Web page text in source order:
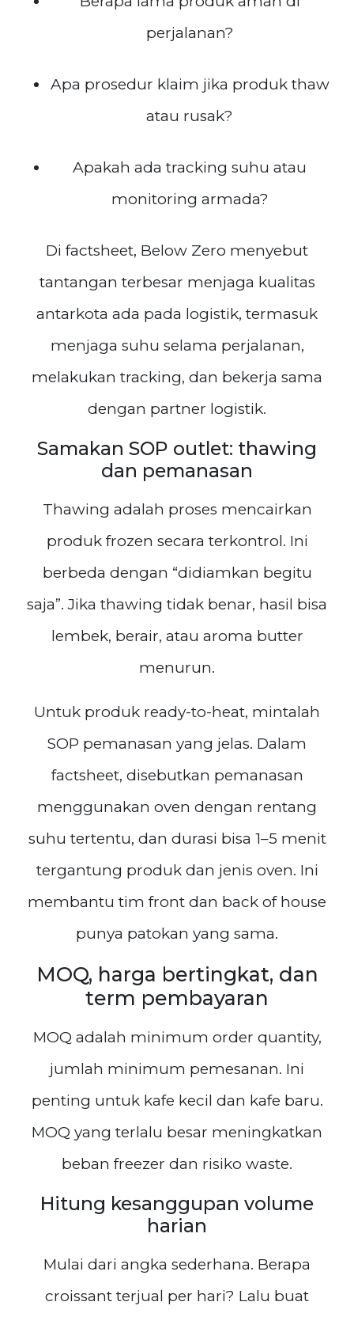
perjalanan?
Apa prosedur klaim jika produk thaw
atau rusak?
Apakah ada tracking suhu atau
monitoring armada?
Di factsheet, Below Zero menyebut
tantangan terbesar menjaga kualitas
antarkota ada pada logistik, termasuk
menjaga suhu selama perjalanan,
melakukan tracking, dan bekerja sama
dengan partner logistik.
Samakan SOP outlet: thawing
dan pemanasan
Thawing adalah proses mencairkan
produk frozen secara terkontrol. Ini
berbeda dengan “didiamkan begitu
saja”. Jika thawing tidak benar, hasil bisa
lembek, berair, atau aroma butter
menurun.
Untuk produk ready-to-heat, mintalah
SOP pemanasan yang jelas. Dalam
factsheet, disebutkan pemanasan
menggunakan oven dengan rentang
suhu tertentu, dan durasi bisa 1–5 menit
tergantung produk dan jenis oven. Ini
membantu tim front dan back of house
punya patokan yang sama.
MOQ, harga bertingkat, dan
term pembayaran
MOQ adalah minimum order quantity,
jumlah minimum pemesanan. Ini
penting untuk kafe kecil dan kafe baru.
MOQ yang terlalu besar meningkatkan
beban freezer dan risiko waste.
Hitung kesanggupan volume
harian
Mulai dari angka sederhana. Berapa
croissant terjual per hari? Lalu buat